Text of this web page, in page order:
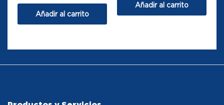
Añadir al carrito
Añadir al carrito